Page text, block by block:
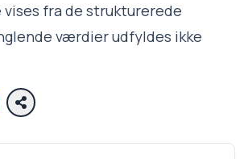
fra de strukturerede
værdier udfyldes ikke